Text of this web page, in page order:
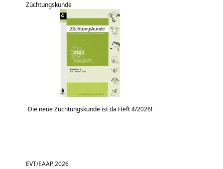
Züchtungskunde
Die neue Züchtungskunde ist da Heft 4/2026!
EVT/EAAP 2026